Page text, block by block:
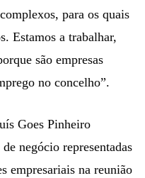
para os quais
Estamos a trabalhar,
são empresas
no concelho”.
Goes Pinheiro
negócio representadas
empresariais na reunião